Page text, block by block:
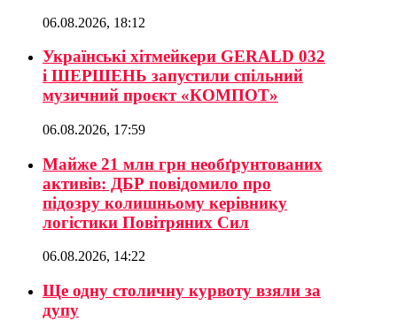
06.08.2026, 18:12
Українські хітмейкери GERALD 032
і ШЕРШЕНЬ запустили спільний
музичний проєкт «КОМПОТ»
06.08.2026, 17:59
Майже 21 млн грн необґрунтованих
активів: ДБР повідомило про
підозру колишньому керівнику
логістики Повітряних Сил
06.08.2026, 14:22
Ще одну столичну курвоту взяли за
дупу